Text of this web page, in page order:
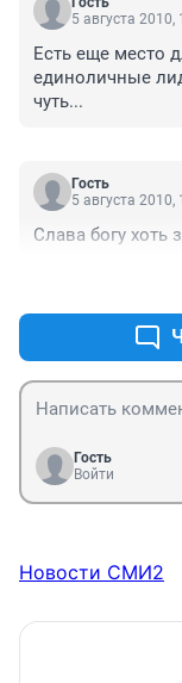
5 августа 2010,
Есть еще место
единоличные
чуть...
Гость
5 августа 2010,
Слава богу хоть
Гость
Войти
Новости СМИ2